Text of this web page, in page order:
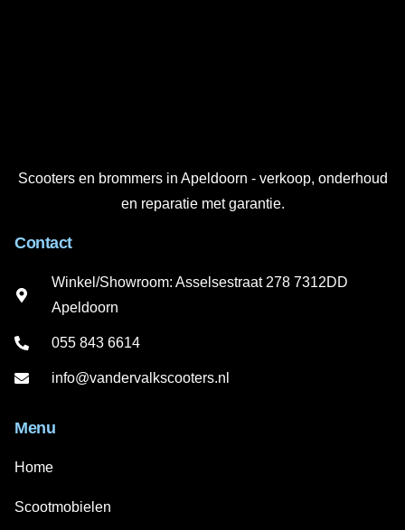
Scooters en brommers in Apeldoorn - verkoop, onderhoud
en reparatie met garantie.
Contact
Winkel/Showroom: Asselsestraat 278 7312DD
Apeldoorn
055 843 6614
info@vandervalkscooters.nl
Menu
Home
Scootmobielen